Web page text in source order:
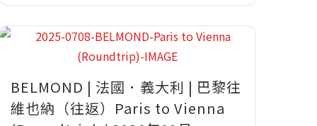
BELMOND | 法國．義大利 | 巴黎往
維也納（往返）Paris to Vienna